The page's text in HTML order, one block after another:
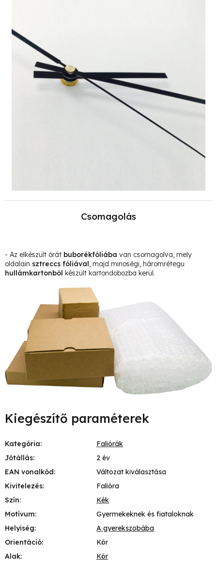
Csomagolás
- Az elkészült órát buborékfóliába van csomagolva, mely
oldalain sztreccs fóliával, majd minoségi, háromrétegu
hullámkartonból készült kartondobozba kerül.
Kiegészítő paraméterek
Kategória:
Faliórák
Jótállás:
2 év
EAN vonalkód:
Változat kiválasztása
Kivitelezés:
Falióra
Szín:
Kék
Motívum:
Gyermekeknek és fiataloknak
Helyiség:
A gyerekszobába
Orientáció:
Kör
Alak: Kör